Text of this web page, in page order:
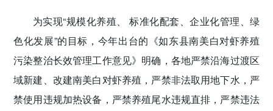
为实现“规模化养殖、 标准化配套、企业化管理、绿
色化发展”的目标，今年出台的《如东县南美白对虾养殖
污染整治长效管理工作意见》明确，各地严禁沿海过渡区
域新建、改建南美白对虾养殖，严禁非法取用地下水，严
禁使用违规加热设备，严禁养殖尾水违规直排，严禁违法